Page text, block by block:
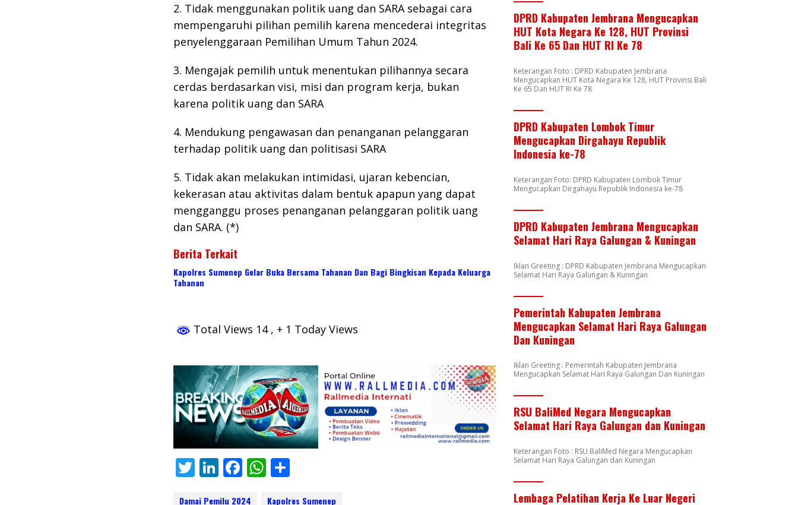
2. Tidak menggunakan politik uang dan SARA sebagai cara
mempengaruhi pilihan pemilih karena mencederai integritas
penyelenggaraan Pemilihan Umum Tahun 2024.
3. Mengajak pemilih untuk menentukan pilihannya secara
cerdas berdasarkan visi, misi dan program kerja, bukan
karena politik uang dan SARA
4. Mendukung pengawasan dan penanganan pelanggaran
terhadap politik uang dan politisasi SARA
5. Tidak akan melakukan intimidasi, ujaran kebencian,
kekerasan atau aktivitas dalam bentuk apapun yang dapat
mengganggu proses penanganan pelanggaran politik uang
dan SARA. (*)
Berita Terkait
Kapolres Sumenep Gelar Buka Bersama Tahanan Dan Bagi Bingkisan Kepada Keluarga
Tahanan
Total Views 14 , + 1 Today Views
T Li F W
Damai Pemilu 2024 Kapolres Sumenep
DPRD Kabupaten Jembrana Mengucapkan
HUT Kota Negara Ke 128, HUT Provinsi
Bali Ke 65 Dan HUT RI Ke 78
Keterangan Foto : DPRD Kabupaten Jembrana
Mengucapkan HUT Kota Negara Ke 128, HUT Provinsi Bali
Ke 65 Dan HUT RI Ke 78
DPRD Kabupaten Lombok Timur
Mengucapkan Dirgahayu Republik
Indonesia ke-78
Keterangan Foto: DPRD Kabupaten Lombok Timur
Mengucapkan Dirgahayu Republik Indonesia ke-78
DPRD Kabupaten Jembrana Mengucapkan
Selamat Hari Raya Galungan & Kuningan
Iklan Greeting : DPRD Kabupaten Jembrana Mengucapkan
Selamat Hari Raya Galungan & Kuningan
Pemerintah Kabupaten Jembrana
Mengucapkan Selamat Hari Raya Galungan
Dan Kuningan
Iklan Greeting : Pemerintah Kabupaten Jembrana
Mengucapkan Selamat Hari Raya Galungan Dan Kuningan
RSU BaliMed Negara Mengucapkan
Selamat Hari Raya Galungan dan Kuningan
Keterangan Foto : RSU BaliMed Negara Mengucapkan
Selamat Hari Raya Galungan dan Kuningan
Lembaga Pelatihan Kerja Ke Luar Negeri